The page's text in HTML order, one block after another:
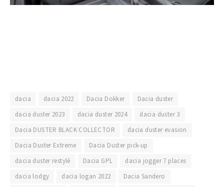
dacia dacia 2022 Dacia Dokker
Dacia duster
dacia duster 2023
dacia duster 2024
dacia duster 3
Dacia DUSTER BLACK COLLECTOR
dacia duster evasion
Dacia Duster Extreme
Dacia Duster pick-up
dacia duster restylé
Dacia GPL
dacia jogger 7 places
dacia lodgy
dacia logan 2022
Dacia Sandero